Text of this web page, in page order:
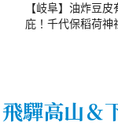
【岐阜】油炸豆
庇！千代保稻荷神
飛驒高山＆